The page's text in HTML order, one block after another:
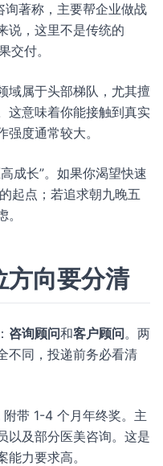
询著称，主要帮企业做战
说，这里不是传统的
交付。
域属于头部梯队，尤其擅
这意味着你能接触到真实
度通常较大。
成长”。如果你渴望快速
起点；若追求朝九晚五
方向要分清
咨询顾问和客户顾问。两
不同，投递前务必看清
带 1-4 个月年终奖。主
以及部分医美咨询。这是
力要求高。